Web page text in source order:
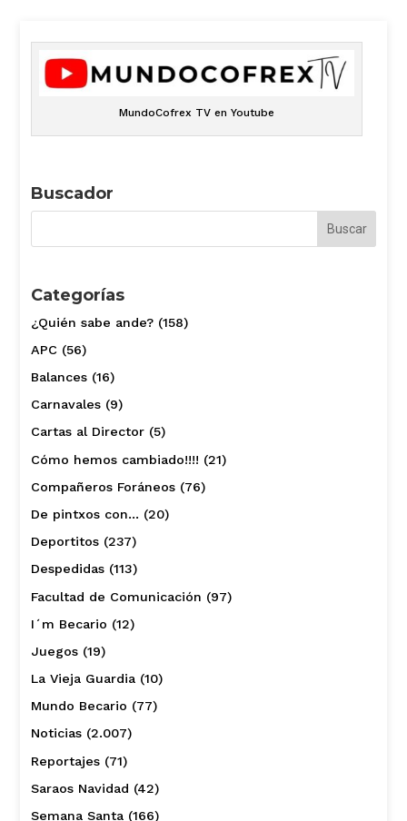
MundoCofrex TV en Youtube
Buscador
Categorías
¿Quién sabe ande?(158)
APC(56)
Balances(16)
Carnavales(9)
Cartas al Director(5)
Cómo hemos cambiado!!!! (21)
Compañeros Foráneos(76)
De pintxos con… (20)
Deportitos(237)
Despedidas(113)
Facultad de Comunicación (97)
I´m Becario (12)
Juegos(19)
La Vieja Guardia(10)
Mundo Becario (77)
Noticias(2.007)
Reportajes(71)
Saraos Navidad (42)
Semana Santa(166)